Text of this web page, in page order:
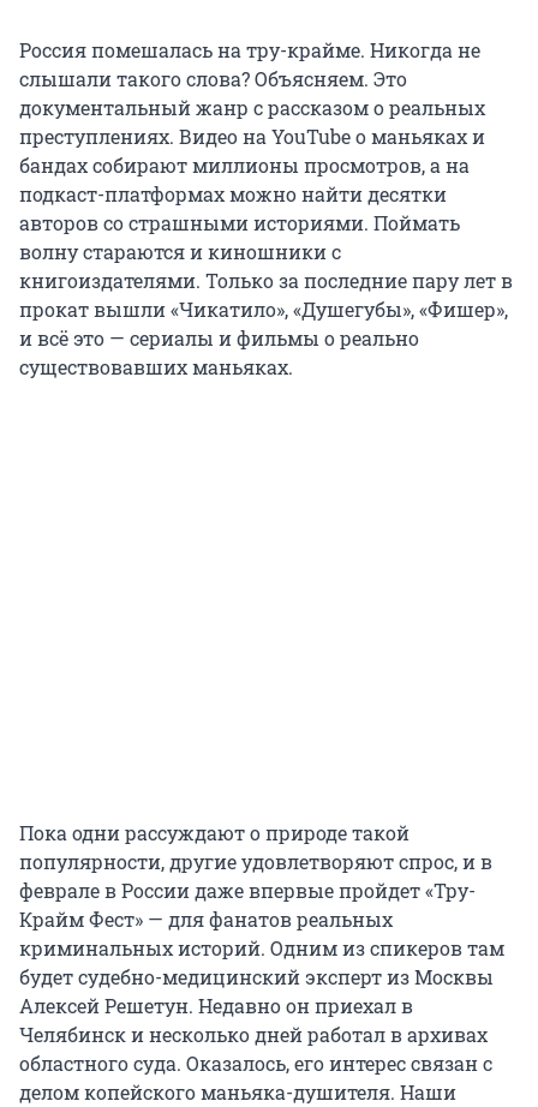
Россия помешалась на тру-крайме. Никогда не
слышали такого слова? Объясняем. Это
документальный жанр с рассказом о реальных
преступлениях. Видео на YouTube о маньяках и
бандах собирают миллионы просмотров, а на
подкаст-платформах можно найти десятки
авторов со страшными историями. Поймать
волну стараются и киношники с
книгоиздателями. Только за последние пару лет в
прокат вышли «Чикатило», «Душегубы», «Фишер»,
и всё это — сериалы и фильмы о реально
существовавших маньяках.
Пока одни рассуждают о природе такой
популярности, другие удовлетворяют спрос, и в
феврале в России даже впервые пройдет «Тру-
Крайм Фест» — для фанатов реальных
криминальных историй. Одним из спикеров там
будет судебно-медицинский эксперт из Москвы
Алексей Решетун. Недавно он приехал в
Челябинск и несколько дней работал в архивах
областного суда. Оказалось, его интерес связан с
делом копейского маньяка-душителя. Наши